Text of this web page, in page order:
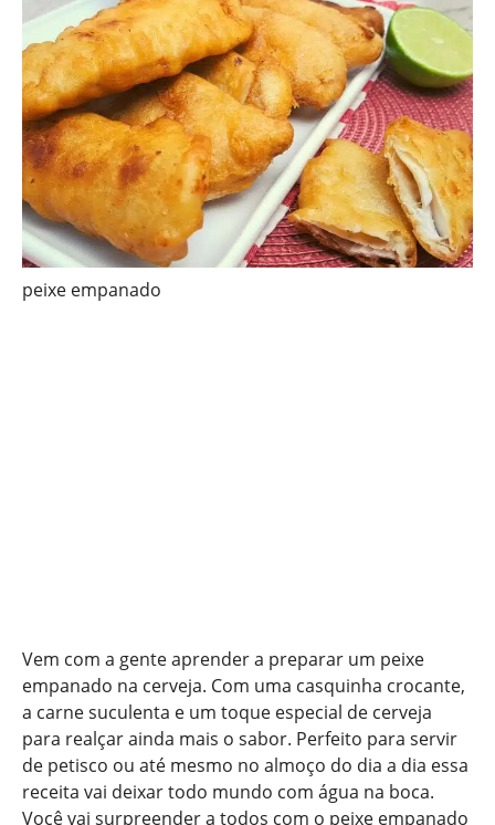
peixe empanado
Vem com a gente aprender a preparar um peixe
empanado na cerveja. Com uma casquinha crocante,
a carne suculenta e um toque especial de cerveja
para realçar ainda mais o sabor. Perfeito para servir
de petisco ou até mesmo no almoço do dia a dia essa
receita vai deixar todo mundo com água na boca.
Você vai surpreender a todos com o peixe empanado